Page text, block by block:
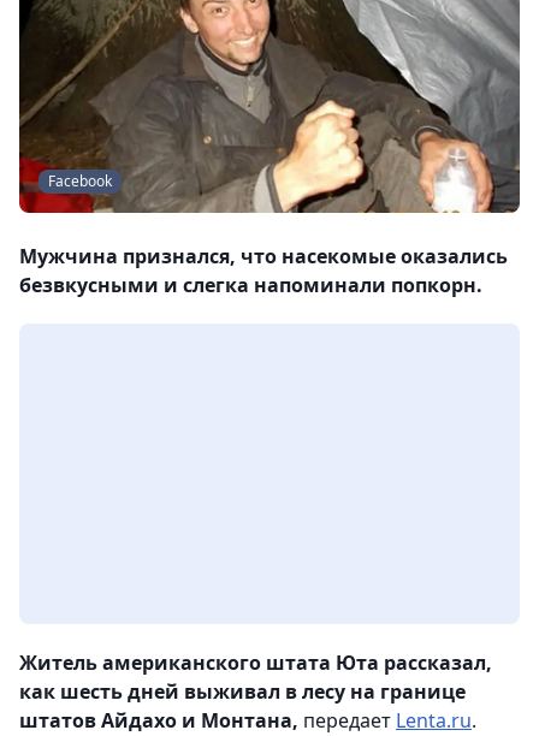
Facebook
Мужчина признался, что насекомые оказались
безвкусными и слегка напоминали попкорн.
Житель американского штата Юта рассказал,
как шесть дней выживал в лесу на границе
штатов Айдахо и Монтана, передает Lenta.ru.